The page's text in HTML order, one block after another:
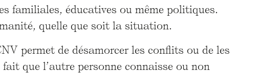
familiales, éducatives ou même politiques.
quelle que soit la situation.
permet de désamorcer les conflits ou de les
que l’autre personne connaisse ou non